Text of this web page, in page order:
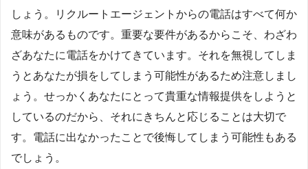
しょう。リクルートエージェントからの電話はすべて何か
意味があるものです。重要な要件があるからこそ、わざわ
ざあなたに電話をかけてきています。それを無視してしま
うとあなたが損をしてしまう可能性があるため注意しまし
ょう。せっかくあなたにとって貴重な情報提供をしようと
しているのだから、それにきちんと応じることは大切で
す。電話に出なかったことで後悔してしまう可能性もある
でしょう。